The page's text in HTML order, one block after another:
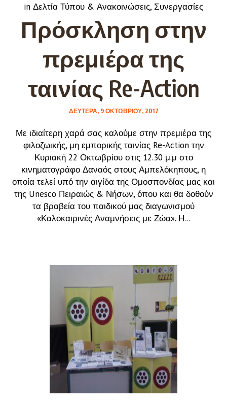
in Δελτία Τύπου & Ανακοινώσεις, Συνεργασίες
Πρόσκληση στην
πρεμιέρα της
ταινίας Re-Action
ΔΕΥΤΈΡΑ, 9 ΟΚΤΩΒΡΊΟΥ, 2017
Με ιδιαίτερη χαρά σας καλούμε στην πρεμιέρα της
φιλοζωικής, μη εμπορικής ταινίας Re-Action την
Κυριακή 22 Οκτωβρίου στις 12.30 μ.μ στο
κινηματογράφο Δαναός στους Αμπελόκηπους, η
οποία τελεί υπό την αιγίδα της Ομοσπονδίας μας και
της Unesco Πειραιώς & Νήσων, όπου και θα δοθούν
τα βραβεία του παιδικού μας διαγωνισμού
«Καλοκαιρινές Αναμνήσεις με Ζώα». Η...